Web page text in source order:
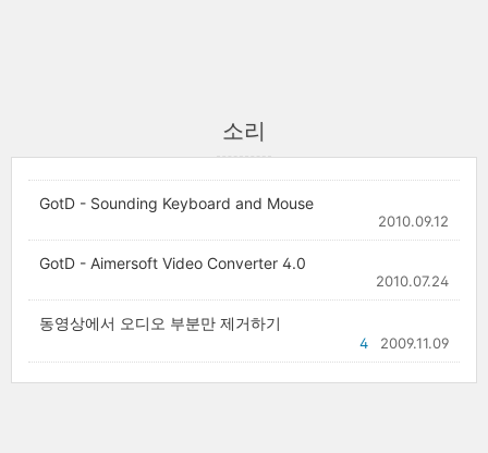
소리
GotD - Sounding Keyboard and Mouse
2010.09.12
GotD - Aimersoft Video Converter 4.0
2010.07.24
동영상에서 오디오 부분만 제거하기
2009.11.09
4